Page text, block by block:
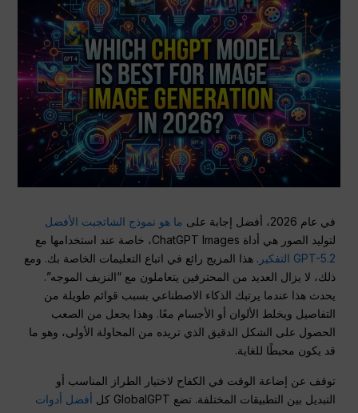
في عام 2026، أفضل إجابة على
ما هو نموذج الشاتجبت الأفضل
لتوليد الصور هي أداة ChatGPT Images، خاصة عند استخدامها مع
GPT-5.2 التفكير
. هذا المزيج رائع في اتباع التعليمات الخاصة بك. ومع
ذلك، لا يزال العديد من المحترفين يتعاملون مع “النزيف الموجه”.
يحدث هذا عندما يرتبك الذكاء الاصطناعي بسبب قوائم طويلة من
التفاصيل ويخلط الألوان أو الأجسام معًا. وهذا يجعل من الصعب
الحصول على الشكل الدقيق الذي تريده من المحاولة الأولى، وهو ما
قد يكون محبطًا للغاية.
توقف عن إضاعة الوقت في الكفاح لاختيار الطراز المناسب أو
التبديل بين التطبيقات المختلفة. تضع GlobalGPT كل
أفضل أدوات